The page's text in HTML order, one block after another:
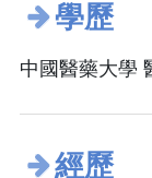
學歷
中國醫藥大學
經歷